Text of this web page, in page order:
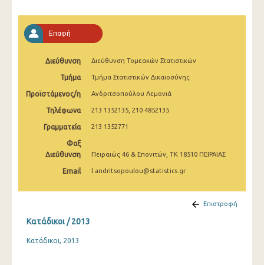
1998
Επαφή
Διεύθυνση Διεύθυνση Τομεακών Στατιστικών
Τμήμα Τμήμα Στατιστικών Δικαιοσύνης
Προϊστάμενος/η Ανδριτσοπούλου Λεμονιά
Τηλέφωνα 213 1352135, 210 4852135
Γραμματεία 213 1352771
Φαξ
Διεύθυνση
Πειραιώς 46 & Επονιτών, ΤΚ 18510 ΠΕΙΡΑΙΑΣ
Email l.andritsopoulou@statistics.gr
Επιστροφή
Κατάδικοι / 2013
Κατάδικοι, 2013